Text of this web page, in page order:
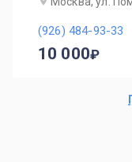
(926) 484-93-33
10 000